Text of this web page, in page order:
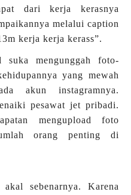
dari kerja kerasnya
melalui caption
kerja kerja kerass”.
mengunggah foto-
yang mewah
akun instagramnya.
pesawat jet pribadi.
mengupload foto
orang penting di
sebenarnya. Karena